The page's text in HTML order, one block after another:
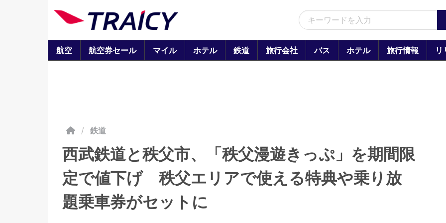
航空 航空券セール マイル ホテル 鉄道 旅行会社 バス ホテル 旅行情報 リ
/ 鉄道
西武鉄道と秩父市、「秩父漫遊きっぷ」を期間限
定で値下げ 秩父エリアで使える特典や乗り放
題乗車券がセットに